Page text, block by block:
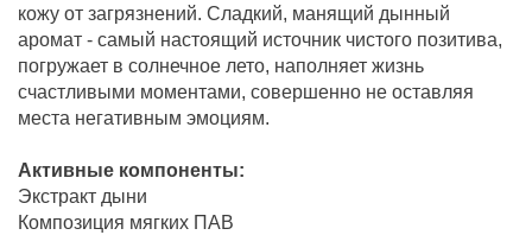
кожу от загрязнений. Сладкий, манящий дынный
аромат - самый настоящий источник чистого позитива,
погружает в солнечное лето, наполняет жизнь
счастливыми моментами, совершенно не оставляя
места негативным эмоциям.
Активные компоненты:
Экстракт дыни
Композиция мягких ПАВ